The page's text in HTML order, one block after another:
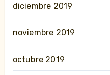
diciembre 2019
noviembre 2019
octubre 2019